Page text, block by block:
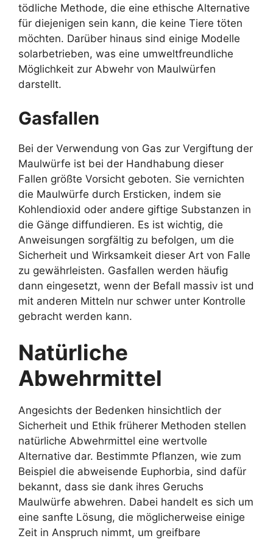
tödliche Methode, die eine ethische Alternative
für diejenigen sein kann, die keine Tiere töten
möchten. Darüber hinaus sind einige Modelle
solarbetrieben, was eine umweltfreundliche
Möglichkeit zur Abwehr von Maulwürfen
darstellt.
Gasfallen
Bei der Verwendung von Gas zur Vergiftung der
Maulwürfe ist bei der Handhabung dieser
Fallen größte Vorsicht geboten. Sie vernichten
die Maulwürfe durch Ersticken, indem sie
Kohlendioxid oder andere giftige Substanzen in
die Gänge diffundieren. Es ist wichtig, die
Anweisungen sorgfältig zu befolgen, um die
Sicherheit und Wirksamkeit dieser Art von Falle
zu gewährleisten. Gasfallen werden häufig
dann eingesetzt, wenn der Befall massiv ist und
mit anderen Mitteln nur schwer unter Kontrolle
gebracht werden kann.
Natürliche
Abwehrmittel
Angesichts der Bedenken hinsichtlich der
Sicherheit und Ethik früherer Methoden stellen
natürliche Abwehrmittel eine wertvolle
Alternative dar. Bestimmte Pflanzen, wie zum
Beispiel die abweisende Euphorbia, sind dafür
bekannt, dass sie dank ihres Geruchs
Maulwürfe abwehren. Dabei handelt es sich um
eine sanfte Lösung, die möglicherweise einige
Zeit in Anspruch nimmt, um greifbare